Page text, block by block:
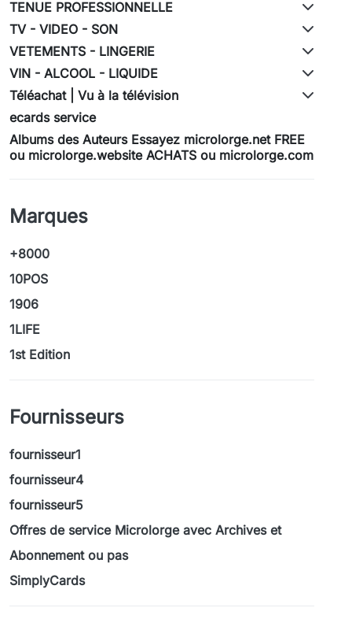
TENUE PROFESSIONNELLE
TV - VIDEO - SON
VETEMENTS - LINGERIE
VIN - ALCOOL - LIQUIDE
Téléachat | Vu à la télévision
ecards service
Albums des Auteurs Essayez microlorge.net FREE
ou microlorge.website ACHATS ou microlorge.com
Marques
+8000
10POS
1906
1LIFE
1st Edition
Fournisseurs
fournisseur1
fournisseur4
fournisseur5
Offres de service Microlorge avec Archives et
Abonnement ou pas
SimplyCards